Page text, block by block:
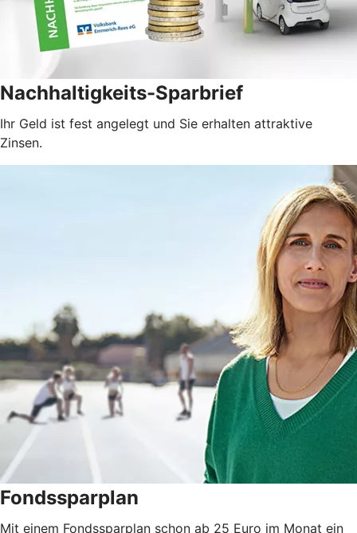
Nachhaltigkeits-Sparbrief
Ihr Geld ist fest angelegt und Sie erhalten attraktive
Zinsen.
Fondssparplan
Mit einem Fondssparplan schon ab 25 Euro im Monat ein